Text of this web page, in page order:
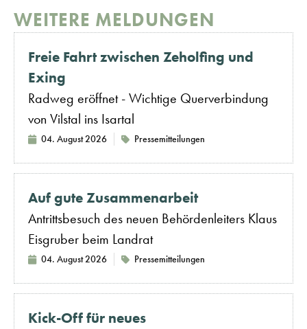
WEITERE MELDUNGEN
Freie Fahrt zwischen Zeholfing und
Exing
Radweg eröffnet - Wichtige Querverbindung
von Vilstal ins Isartal
04. August 2026 Pressemitteilungen
Auf gute Zusammenarbeit
Antrittsbesuch des neuen Behördenleiters Klaus
Eisgruber beim Landrat
04. August 2026 Pressemitteilungen
Kick-Off für neues